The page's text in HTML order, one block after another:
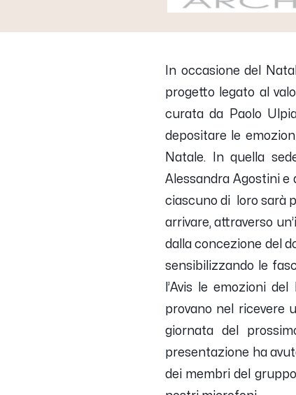
In occasione del
progetto legato al
curata da Paolo
depositare le
Natale. In quella
Alessandra Agostini e
ciascuno di loro sarà
arrivare, attraverso
dalla concezione del
sensibilizzando le
l’Avis le emozioni
provano nel ricevere
giornata del
presentazione ha
dei membri del